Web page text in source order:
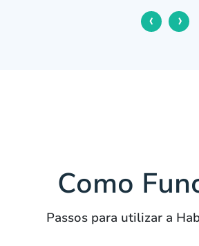
‹ ›
Como
Passos para utilizar a